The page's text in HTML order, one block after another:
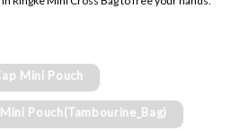
Mini Pouch
Mini Pouch(Tambourine_Bag)